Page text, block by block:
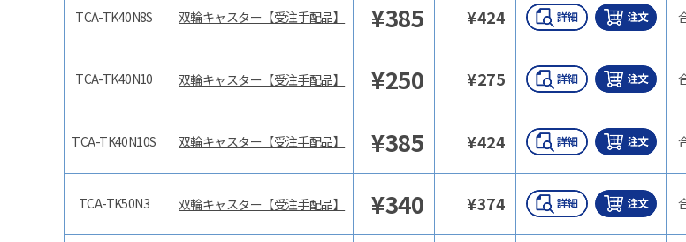
TCA-TK40N8S 双輪キャスター【受注手配品】 ¥385 ¥424
TCA-TK40N10 双輪キャスター【受注手配品】 ¥250 ¥275
TCA-TK40N10S 双輪キャスター【受注手配品】 ¥385 ¥424
TCA-TK50N3 双輪キャスター【受注手配品】 ¥340 ¥374